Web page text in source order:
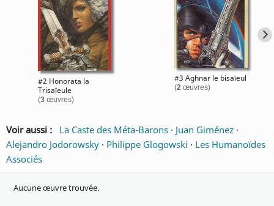
#2 Honorata la
Trisaïeule
(3œuvres)
#3 Aghnar le bisaïeul
(2 œuvres)
Voir aussi : La Caste des Méta-Barons · Juan Giménez ·
Alejandro Jodorowsky · Philippe Glogowski · Les Humanoïdes
Associés
Aucune œuvre trouvée.